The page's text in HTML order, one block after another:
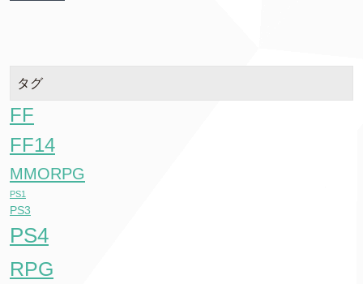
タグ
FF
FF14
MMORPG
PS1
PS3
PS4
RPG